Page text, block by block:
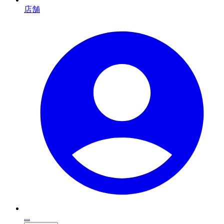
店舗
...